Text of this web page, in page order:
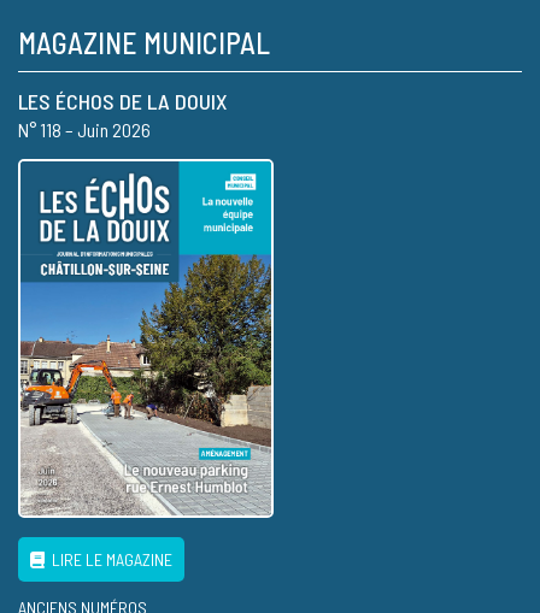
MAGAZINE MUNICIPAL
LES ÉCHOS DE LA DOUIX
N° 118 – Juin 2026
LIRE LE MAGAZINE
ANCIENS NUMÉROS